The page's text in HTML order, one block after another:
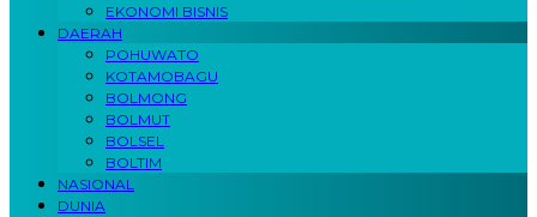
EKONOMI BISNIS
DAERAH
POHUWATO
KOTAMOBAGU
BOLMONG
BOLMUT
BOLSEL
BOLTIM
NASIONAL
DUNIA